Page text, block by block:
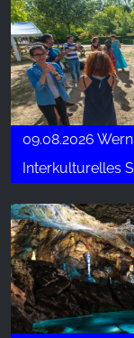
09.08.2026
Interkulturelles